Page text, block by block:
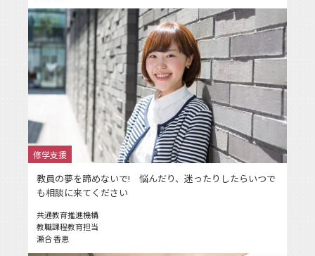
修学支援
教員の夢を諦めないで! 悩んだり、迷ったりしたらいつで
も相談に来てください
共通教育推進機構
教職課程教育担当
瀬合 香恵